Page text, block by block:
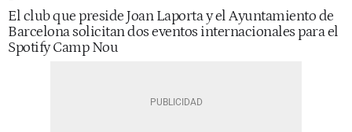
El club que preside Joan Laporta y el Ayuntamiento de
Barcelona solicitan dos eventos internacionales para el
Spotify Camp Nou